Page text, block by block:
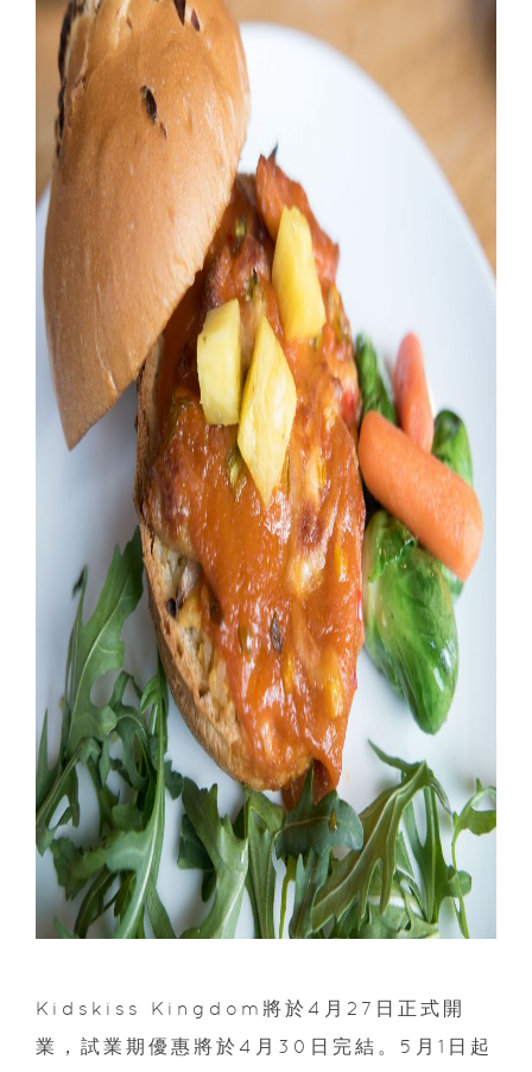
Kidskiss Kingdom將於4月27日正式開
業，試業期優惠將於4月30日完結。5月1日起